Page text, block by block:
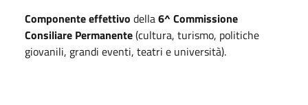
Componente effettivo della6^ Commissione
Consiliare Permanente(cultura, turismo, politiche
giovanili, grandi eventi, teatri e università).